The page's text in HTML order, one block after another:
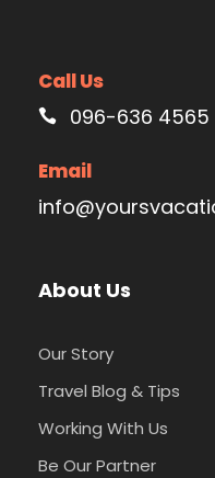
Call Us
096-636 4565
Email
About Us
Our Story
Travel Blog & Tips
Working With Us
Be Our Partner